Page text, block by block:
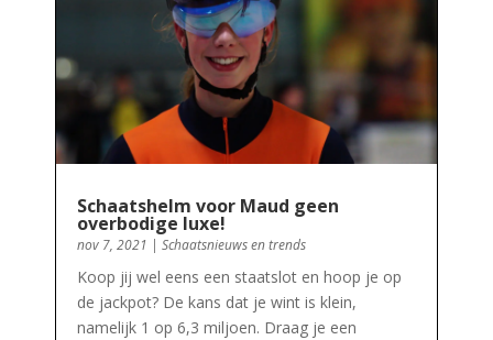
Schaatshelm voor Maud geen
overbodige luxe!
nov 7, 2021 | Schaatsnieuws en trends
Koop jij wel eens een staatslot en hoop je op
de jackpot? De kans dat je wint is klein,
namelijk 1 op 6,3 miljoen. Draag je een